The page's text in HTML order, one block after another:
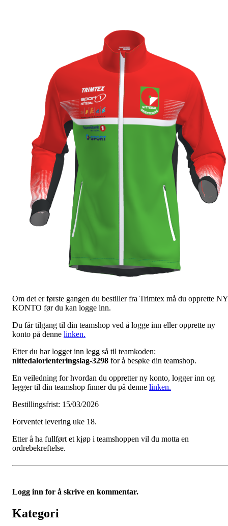
Om det er første gangen du bestiller fra Trimtex må du opprette NY
KONTO før du kan logge inn.
Du får tilgang til din teamshop ved å logge inn eller opprette ny
konto på denne linken.
Etter du har logget inn legg så til teamkoden:
nittedalorienteringslag-3298 for å besøke din teamshop.
En veiledning for hvordan du oppretter ny konto, logger inn og
legger til din teamshop finner du på denne linken.
Bestillingsfrist: 15/03/2026
Forventet levering uke 18.
Etter å ha fullført et kjøp i teamshoppen vil du motta en
ordrebekreftelse.
Logg inn for å skrive en kommentar.
Kategori